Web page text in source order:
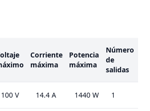
Corriente
máxima
Potencia
máxima
Número
de
salidas
100 V 14.4 A 1440 W 1